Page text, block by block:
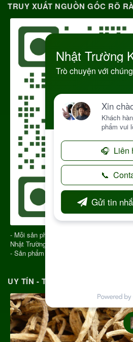
TRUY XUẤT NGUỒN GỐC RÕ
- Mỗi sản phẩm gửi đi có QR CODE để
Nhật Trường Kon Tum
- Sản phẩm chính gốc Kon Tum Việt Nam
UY TÍN - TRÁCH NHIỆM MỖI